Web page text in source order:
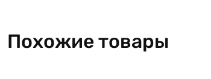
Похожие товары